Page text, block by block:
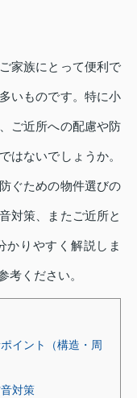
家族にとって便利で
いものです。特に小
ご近所への配慮や防
はないでしょうか。
ぐための物件選びの
対策、またご近所と
かりやすく解説しま
考ください。
イント（構造・周
対策